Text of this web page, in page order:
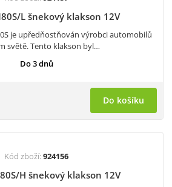
L šnekový klakson 12V
je upředňostňován výrobci automobilů
světě. Tento klakson byl…
Do 3 dnů
Do košíku
Kód zboží:924156
H šnekový klakson 12V